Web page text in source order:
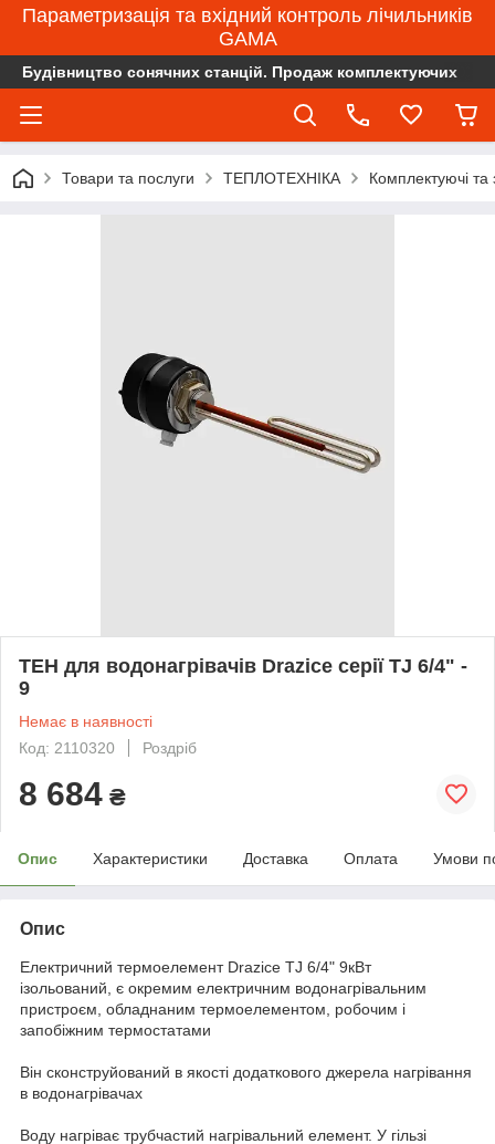
Параметризація та вхідний контроль лічильників
GAMA
Будівництво сонячних станцій. Продаж комплектуючих
Товари та послуги ТЕПЛОТЕХНІКА Комплектуючі та
ТЕН для водонагрівачів Drazice серії TJ 6/4" -
9
Немає в наявності
Код: 2110320
Роздріб
8 684 ₴
Опис Характеристики Доставка Оплата Умови
Опис
Електричний термоелемент Drazice TJ 6/4" 9кВт
ізольований, є окремим електричним водонагрівальним
пристроєм, обладнаним термоелементом, робочим і
запобіжним термостатами
Він сконструйований в якості додаткового джерела нагрівання
в водонагрівачах
Воду нагріває трубчастий нагрівальний елемент. У гільзі